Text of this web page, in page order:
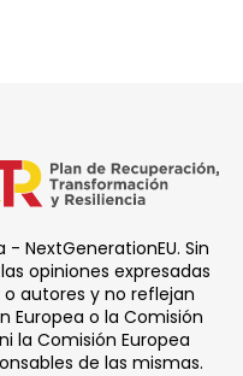
NextGenerationEU. Sin
opiniones expresadas
autores y no reflejan
Europea o la Comisión
la Comisión Europea
de las mismas.